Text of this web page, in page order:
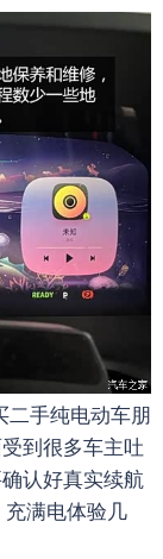
手纯电动车朋
到很多车主吐
认好真实续航
满电体验几